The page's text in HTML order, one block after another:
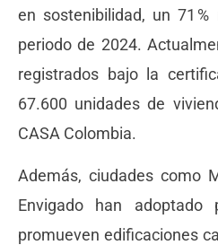
en sostenibilidad, un 71
periodo de 2024.
registrados bajo la
67.600 unidades de
CASA Colombia.
Además, ciudades como
Envigado han adoptado
promueven edificaciones